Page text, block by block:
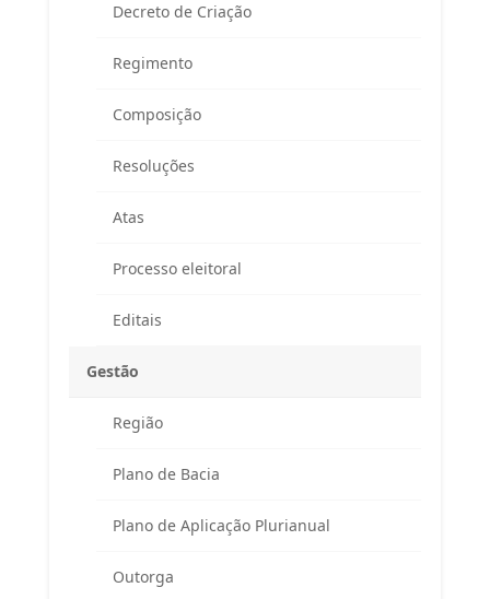
Decreto de Criação
Regimento
Composição
Resoluções
Atas
Processo eleitoral
Editais
Gestão
Região
Plano de Bacia
Plano de Aplicação Plurianual
Outorga
Atendimento ao Público / Correspondências
Fazenda Caxias – Seropédica/RJ – CEP 23895-265